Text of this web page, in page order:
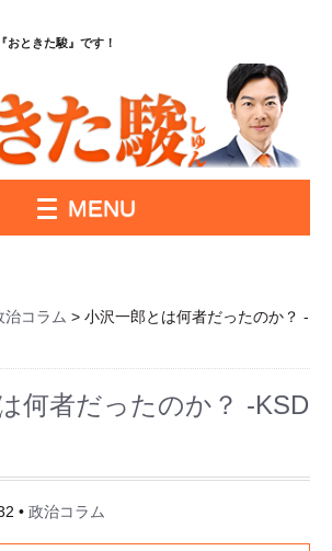
ときた駿』です！
MENU
治コラム > 小沢一郎とは何者だったのか？ -
何者だったのか？ -KSD
• 政治コラム